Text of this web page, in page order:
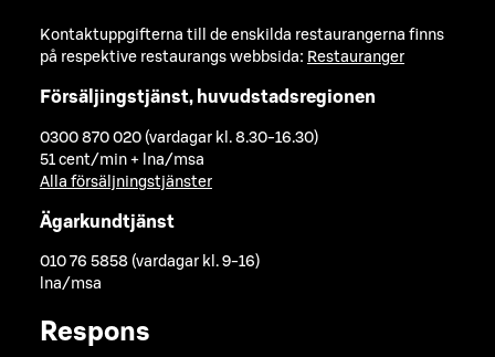
Kontaktuppgifterna till de enskilda restaurangerna finns
på respektive restaurangs webbsida: Restauranger
Försäljingstjänst, huvudstadsregionen
0300 870 020 (vardagar kl. 8.30-16.30)
51 cent/min + lna/msa
Alla försäljningstjänster
Ägarkundtjänst
010 76 5858 (vardagar kl. 9-16)
lna/msa
Respons